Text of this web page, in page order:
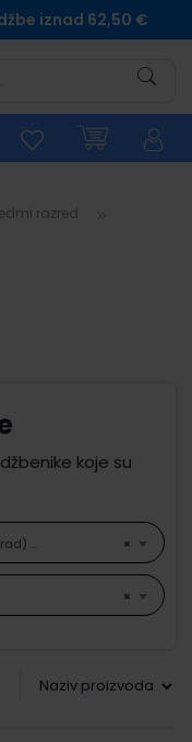
iznad 62,50 €
razred
koje su
×
...
×